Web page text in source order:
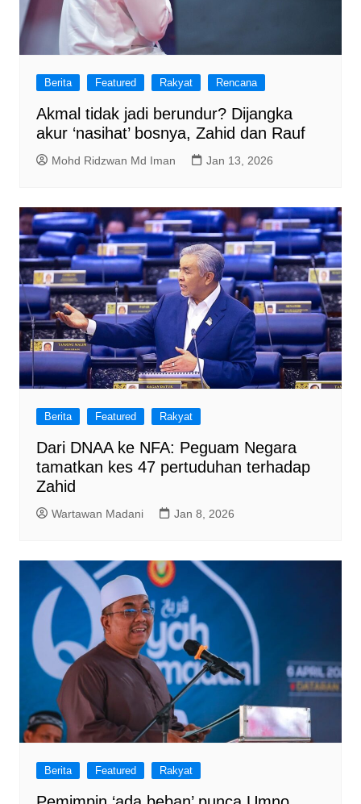
Berita Featured Rakyat Rencana
Akmal tidak jadi berundur? Dijangka
akur ‘nasihat’ bosnya, Zahid dan Rauf
Mohd Ridzwan Md Iman Jan 13, 2026
Berita Featured Rakyat
Dari DNAA ke NFA: Peguam Negara
tamatkan kes 47 pertuduhan terhadap
Zahid
Wartawan Madani Jan 8, 2026
Berita Featured Rakyat